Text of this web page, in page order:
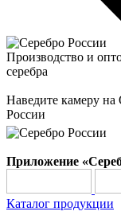
Производство и
серебра
Наведите камеру на
России
Приложение
Каталог продукции